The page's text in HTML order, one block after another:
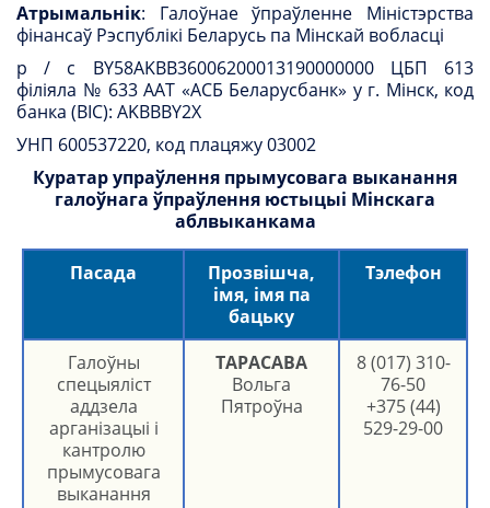
Атрымальнік: Галоўнае ўпраўленне Міністэрства
фінансаў Рэспублікі Беларусь па Мінскай вобласці
р / с BY58AKBB36006200013190000000 ЦБП 613
філіяла № 633 ААТ «АСБ Беларусбанк» у г. Мінск, код
банка (BIC): AKBBBY2X
УНП 600537220, код плацяжу 03002
Куратар упраўлення прымусовага выканання
галоўнага ўпраўлення юстыцыі Мінскага
аблвыканкама
Пасада
Прозвішча,
імя, імя па
бацьку
Тэлефон
Галоўны
спецыяліст
аддзела
арганізацыі і
кантролю
прымусовага
выканання
ТАРАСАВА
Вольга
Пятроўна
8 (017) 310-
76-50
+375 (44)
529-29-00